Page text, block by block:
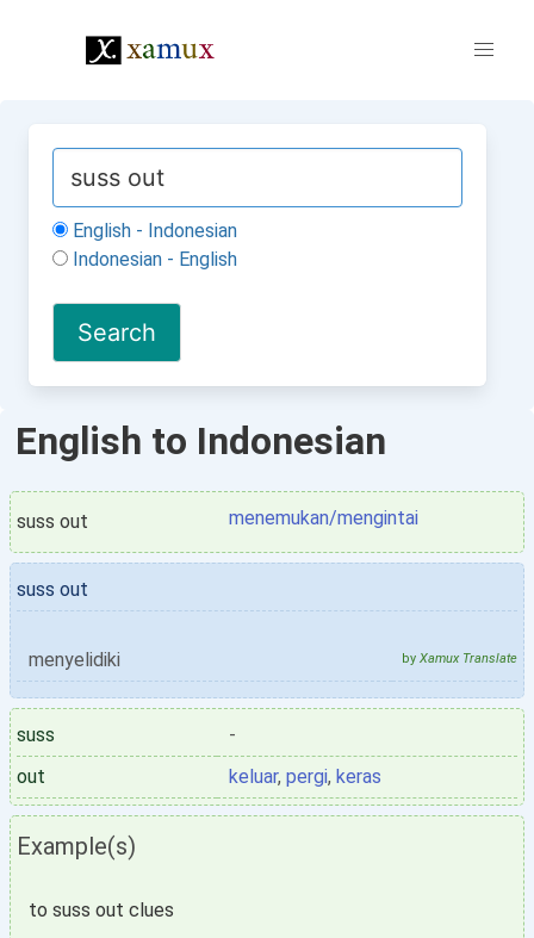
English - Indonesian
Indonesian - English
English to Indonesian
suss out menemukan/mengintai
suss out
menyelidiki by Xamux Translate
suss
-
out
keluar, pergi, keras
Example(s)
to suss out clues